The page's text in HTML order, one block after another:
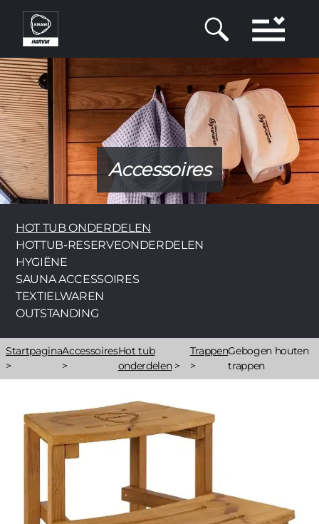
Overslaan
naar
de
inhoud
gaan
Accessoires
HOT TUB ONDERDELEN
HOTTUB-RESERVEONDERDELEN
HYGIËNE
SAUNA ACCESSOIRES
TEXTIELWAREN
OUTSTANDING
Kruimelpad
Startpagina
>
Accessoires
>
Hot tub
onderdelen>
Trappen
>
Gebogen houten
trappen